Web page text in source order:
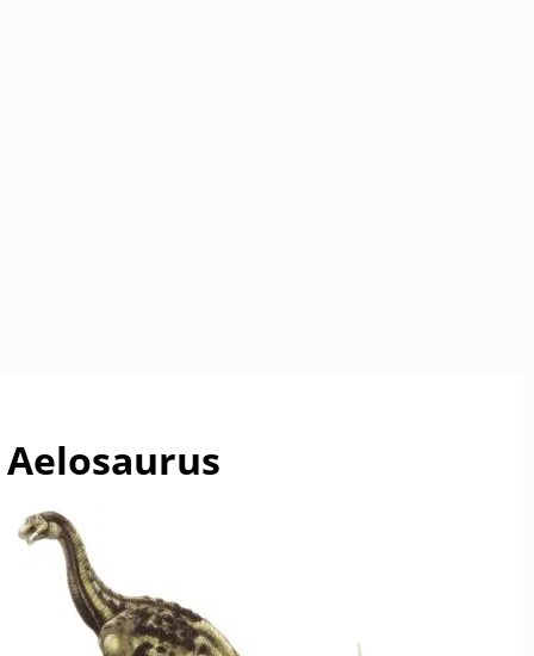
Aelosaurus